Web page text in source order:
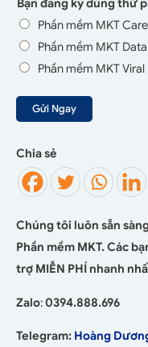
Bạn đăng ký dùng thử
Phần mềm MKT Care
Phần mềm MKT Data
Phần mềm MKT Viral
Gửi Ngay
Chia sẻ
Chúng tôi luôn sẵn
Phần mềm MKT. Các
trợ MIỄN PHÍ nhanh
Zalo:0394.888.696
Telegram: Hoàng